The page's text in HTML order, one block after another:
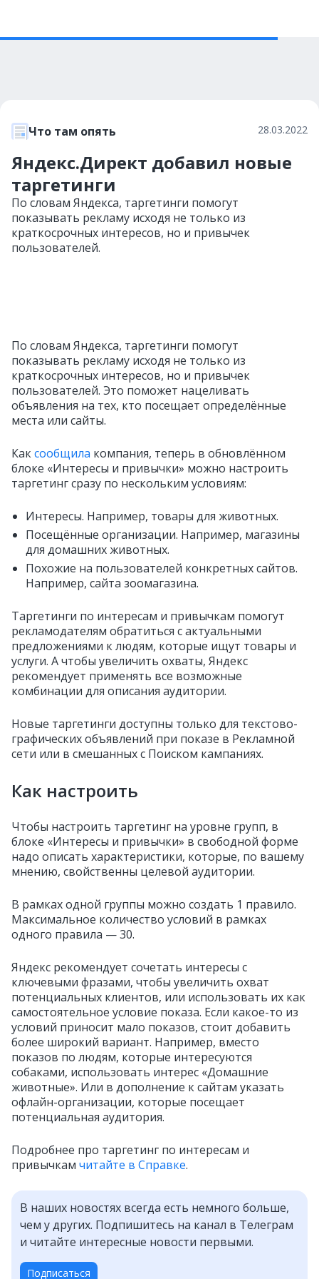
Что там опять 28.03.2022
Яндекс.Директ добавил новые
таргетинги
По словам Яндекса, таргетинги помогут
показывать рекламу исходя не только из
краткосрочных интересов, но и привычек
пользователей.
По словам Яндекса, таргетинги помогут
показывать рекламу исходя не только из
краткосрочных интересов, но и привычек
пользователей. Это поможет нацеливать
объявления на тех, кто посещает определённые
места или сайты.
Каксообщила компания, теперь в обновлённом
блоке «Интересы и привычки» можно настроить
таргетинг сразу по нескольким условиям:
Интересы. Например, товары для животных.
Посещённые организации. Например, магазины
для домашних животных.
Похожие на пользователей конкретных сайтов.
Например, сайта зоомагазина.
Таргетинги по интересам и привычкам помогут
рекламодателям обратиться с актуальными
предложениями к людям, которые ищут товары и
услуги. А чтобы увеличить охваты, Яндекс
рекомендует применять все возможные
комбинации для описания аудитории.
Новые таргетинги доступны только для текстово-
графических объявлений при показе в Рекламной
сети или в смешанных с Поиском кампаниях.
Как настроить
Чтобы настроить таргетинг на уровне групп, в
блоке «Интересы и привычки» в свободной форме
надо описать характеристики, которые, по вашему
мнению, свойственны целевой аудитории.
В рамках одной группы можно создать 1 правило.
Максимальное количество условий в рамках
одного правила — 30.
Яндекс рекомендует сочетать интересы с
ключевыми фразами, чтобы увеличить охват
потенциальных клиентов, или использовать их как
самостоятельное условие показа. Если какое-то из
условий приносит мало показов, стоит добавить
более широкий вариант. Например, вместо
показов по людям, которые интересуются
собаками, использовать интерес «Домашние
животные». Или в дополнение к сайтам указать
офлайн-организации, которые посещает
потенциальная аудитория.
Подробнее про таргетинг по интересам и
привычкам читайте в Справке.
В наших новостях всегда есть немного больше,
чем у других. Подпишитесь на канал в Телеграм
и читайте интересные новости первыми.
Подписаться